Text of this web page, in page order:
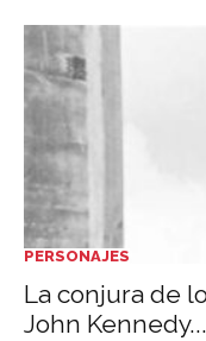
PERSONAJES
La conjura de
John Kennedy...